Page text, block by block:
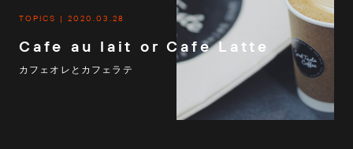
TOPICS 2020.03.28
Cafe au lait or Cafe Latte
カフェオレとカフェラテ